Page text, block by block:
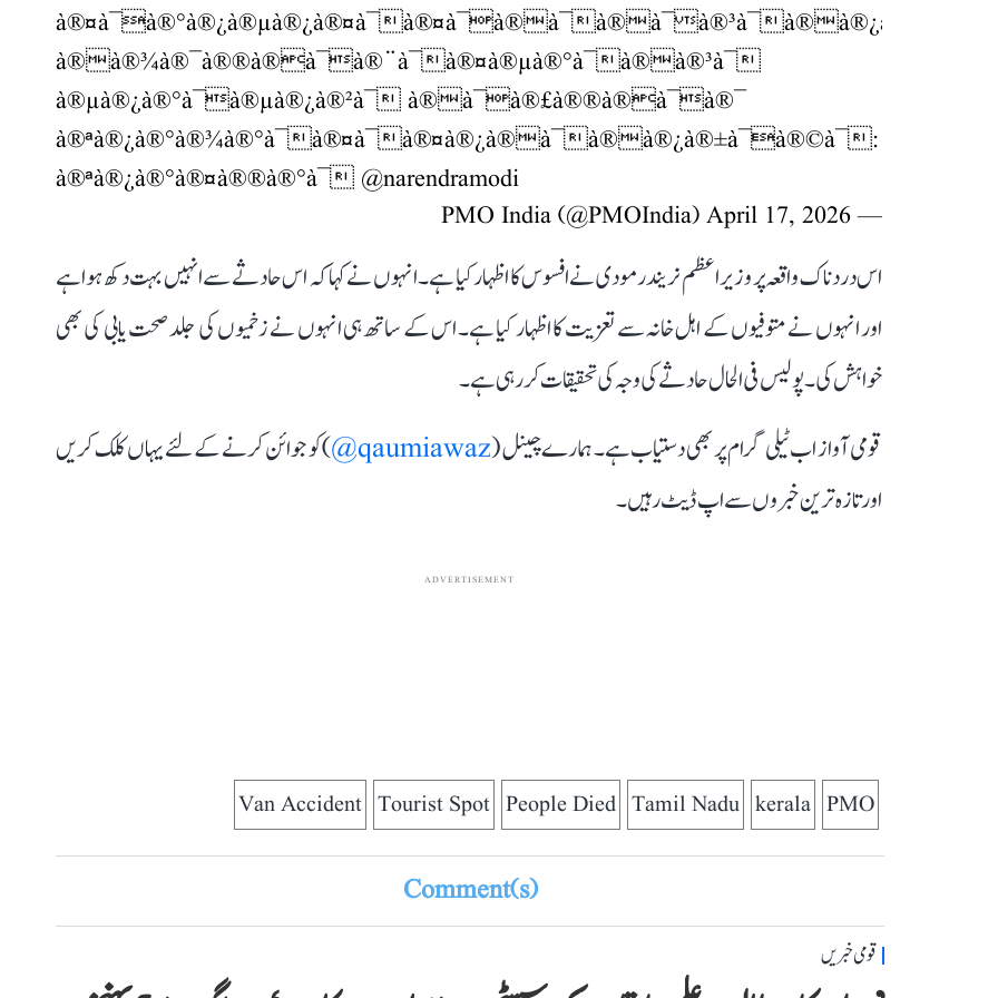
à®à®¾à®¯à®®à®à¯à®¨à¯à®¤à®µà®°à¯à®à®³à¯
à®µà®¿à®°à¯à®µà®¿à®²à¯ à®à¯à®£à®®à®à¯à®¯
à®ªà®¿à®°à®¾à®°à¯à®¤à¯à®¤à®¿à®à¯à®à®¿à®±à¯à®©à¯:
à®ªà®¿à®°à®¤à®®à®°à¯ @narendramodi
— PMO India (@PMOIndia)
April 17, 2026
اس دردناک واقعہ پر وزیر اعظم نریندر مودی نے افسوس کا اظہار کیا ہے۔ انہوں نے کہا کہ اس حادثے سے انہیں بہت دکھ ہوا ہے
اور انہوں نے متوفیوں کے اہل خانہ سے تعزیت کا اظہار کیا ہے۔ اس کے ساتھ ہی انہوں نے زخمیوں کی جلد صحت یابی کی بھی
خواہش کی۔ پولیس فی الحال حادثے کی وجہ کی تحقیقات کر رہی ہے۔
قومی آواز اب ٹیلی گرام پر بھی دستیاب ہے۔ ہمارے چینل (qaumiawaz@
) کو جوائن کرنے کے لئے یہاں کلک کریں
اور تازہ ترین خبروں سے اپ ڈیٹ رہیں۔
ADVERTISEMENT
PMO
kerala
Tamil Nadu
People Died
Tourist Spot
Van Accident
Comment(s)
قومی خبریں